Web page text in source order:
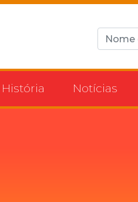
História Notícias